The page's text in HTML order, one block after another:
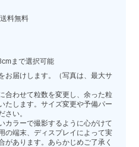
送料無料
まで選択可能
お届けします。（写真は、最大サ
合わせて粒数を変更し、余った粒
たします。サイズ変更や予備パー
さい。
カラーで撮影するように心がけて
の端末、ディスプレイによって実
があります。あらかじめご了承く